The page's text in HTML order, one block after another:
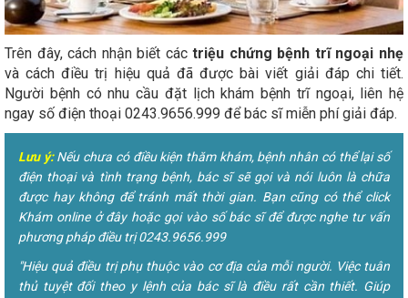
Trên đây, cách nhận biết cáctriệu chứng bệnh trĩ ngoại nhẹ
và cách điều trị hiệu quả đã được bài viết giải đáp chi tiết.
Người bệnh có nhu cầu đặt lịch khám bệnh trĩ ngoại, liên hệ
ngay số điện thoại 0243.9656.999 để bác sĩ miễn phí giải đáp.
Lưu ý:Nếu chưa có điều kiện thăm khám, bệnh nhân có thể lại số
điện thoại và tình trạng bệnh, bác sĩ sẽ gọi và nói luôn là chữa
được hay không để tránh mất thời gian. Bạn cũng có thể click
Khám online ở đây hoặc gọi vào số bác sĩ để được nghe tư vấn
phương pháp điều trị 0243.9656.999
"Hiệu quả điều trị phụ thuộc vào cơ địa của mỗi người. Việc tuân
thủ tuyệt đối theo y lệnh của bác sĩ là điều rất cần thiết. Giúp